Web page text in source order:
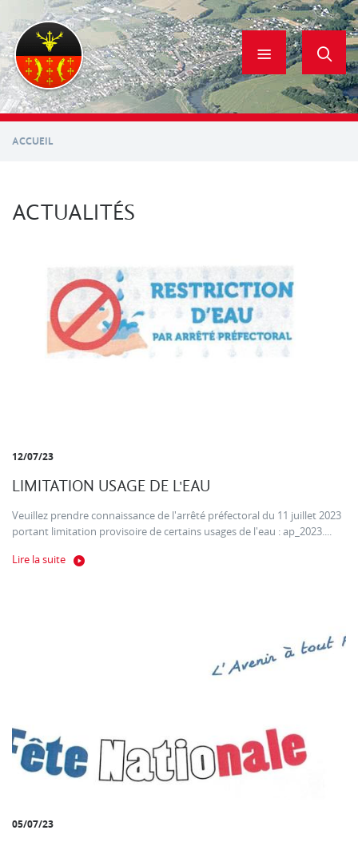
contenu
principal
ACCUEIL
ACTUALITÉS
12/07/23
LIMITATION USAGE DE L'EAU
Veuillez prendre connaissance de l'arrêté préfectoral du 11 juillet 2023
portant limitation provisoire de certains usages de l'eau : ap_2023....
Lire la suite
05/07/23